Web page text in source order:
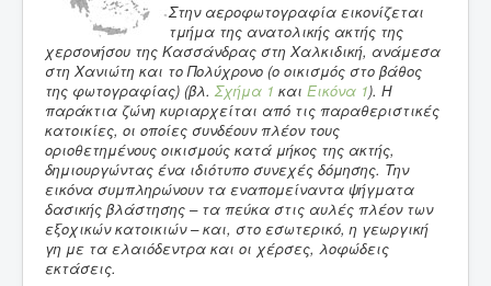
Στην αεροφωτογραφία εικονίζεται
τμήμα της ανατολικής ακτής της
χερσονήσου της Κασσάνδρας στη Χαλκιδική, ανάμεσα
στη Χανιώτη και το Πολύχρονο (ο οικισμός στο βάθος
της φωτογραφίας) (βλ. Σχήμα 1 και Εικόνα 1). Η
παράκτια ζώνη κυριαρχείται από τις παραθεριστικές
κατοικίες, οι οποίες συνδέουν πλέον τους
οριοθετημένους οικισμούς κατά μήκος της ακτής,
δημιουργώντας ένα ιδιότυπο συνεχές δόμησης. Την
εικόνα συμπληρώνουν τα εναπομείναντα ψήγματα
δασικής βλάστησης – τα πεύκα στις αυλές πλέον των
εξοχικών κατοικιών – και, στο εσωτερικό, η γεωργική
γη με τα ελαιόδεντρα και οι χέρσες, λοφώδεις
εκτάσεις.